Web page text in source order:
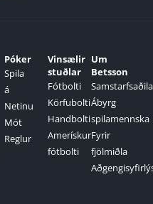
Póker
Spila
á
Netinu
Mót
Reglur
Vinsælir
stuðlar
Fótbolti
Körfubolti
Handbolti
Amerískur
fótbolti
Um
Betsson
Ábyrg
spilamennska
Fyrir
fjölmiðla